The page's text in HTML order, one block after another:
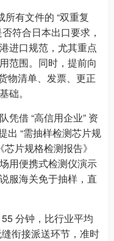
有文件的 “双重复
符合日本出口要求，
进口规范，尤其重点
范围。同时，提前向
物清单、发票、更正
础。
凭借 “高信用企业” 资
出 “需抽样检测芯片规
片规格检测报告》
用便携式检测仪演示
服海关免于抽样，直
分钟，比行业平均
衔接派送环节，准时